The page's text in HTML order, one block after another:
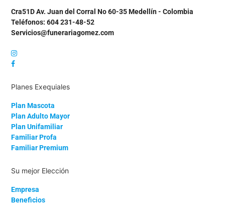
Cra51D Av. Juan del Corral No 60-35 Medellín - Colombia
Teléfonos: 604 231-48-52
Servicios@funerariagomez.com
Planes Exequiales
Plan Mascota
Plan Adulto Mayor
Plan Unifamiliar
Familiar Profa
Familiar Premium
Su mejor Elección
Empresa
Beneficios